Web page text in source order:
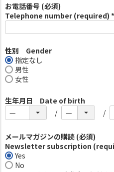
お電話番号 (必須)
Telephone number (required) *
性別 Gender
指定なし
男性
女性
生年月日 Date of birth
メールマガジンの購読 (必須)
Newsletter subscription
Yes
No